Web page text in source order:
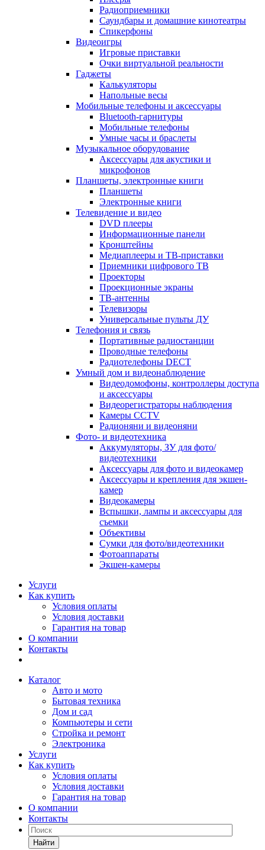
Радиоприемники
Саундбары и домашние кинотеатры
Спикерфоны
Видеоигры
Игровые приставки
Очки виртуальной реальности
Гаджеты
Калькуляторы
Напольные весы
Мобильные телефоны и аксессуары
Bluetooth-гарнитуры
Мобильные телефоны
Умные часы и браслеты
Музыкальное оборудование
Аксессуары для акустики и
микрофонов
Планшеты, электронные книги
Планшеты
Электронные книги
Телевидение и видео
DVD плееры
Информационные панели
Кронштейны
Медиаплееры и ТВ-приставки
Приемники цифрового ТВ
Проекторы
Проекционные экраны
ТВ-антенны
Телевизоры
Универсальные пульты ДУ
Телефония и связь
Портативные радиостанции
Проводные телефоны
Радиотелефоны DECT
Умный дом и видеонаблюдение
Видеодомофоны, контроллеры доступа
и аксессуары
Видеорегистраторы наблюдения
Камеры CCTV
Радионяни и видеоняни
Фото- и видеотехника
Аккумуляторы, ЗУ для фото/
видеотехники
Аксессуары для фото и видеокамер
Аксессуары и крепления для экшен-
камер
Видеокамеры
Вспышки, лампы и аксессуары для
съемки
Объективы
Сумки для фото/видеотехники
Фотоаппараты
Экшен-камеры
Услуги
Как купить
Условия оплаты
Условия доставки
Гарантия на товар
О компании
Контакты
Каталог
Авто и мото
Бытовая техника
Дом и сад
Компьютеры и сети
Стройка и ремонт
Электроника
Услуги
Как купить
Условия оплаты
Условия доставки
Гарантия на товар
О компании
Контакты
Найти